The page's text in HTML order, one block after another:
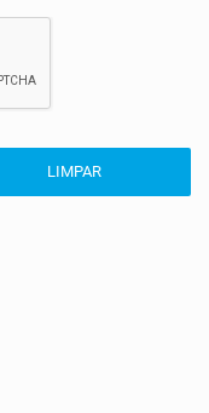
LIMPAR